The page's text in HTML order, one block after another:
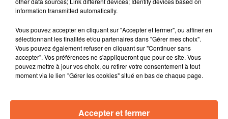
Recette présentée par Anne et Jacqueline
0:00 3 min 8 sec
information transmitted automatically.
Vous pouvez accepter en cliquant sur "Accepter et fermer", ou affiner en
sélectionnant les finalités et/ou partenaires dans "Gérer mes choix".
Vous pouvez également refuser en cliquant sur "Continuer sans
accepter". Vos préférences ne s'appliqueront que pour ce site. Vous
pouvez mettre à jour vos choix, ou retirer votre consentement à tout
moment via le lien "Gérer les cookies" situé en bas de chaque page.
Accepter et fermer